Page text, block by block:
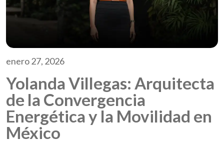
enero 27, 2026
Yolanda Villegas: Arquitecta
de la Convergencia
Energética y la Movilidad en
México